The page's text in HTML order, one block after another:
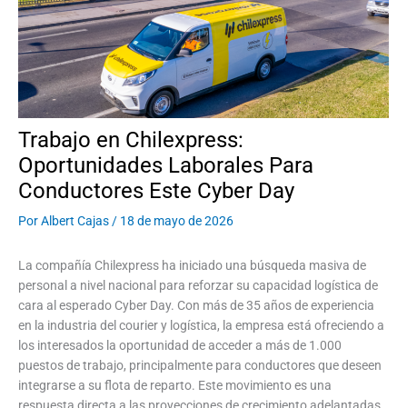
Trabajo en Chilexpress:
Oportunidades Laborales Para
Conductores Este Cyber Day
PorAlbert Cajas/ 18 de mayo de 2026
La compañía Chilexpress ha iniciado una búsqueda masiva de
personal a nivel nacional para reforzar su capacidad logística de
cara al esperado Cyber Day. Con más de 35 años de experiencia
en la industria del courier y logística, la empresa está ofreciendo a
los interesados la oportunidad de acceder a más de 1.000
puestos de trabajo, principalmente para conductores que deseen
integrarse a su flota de reparto. Este movimiento es una